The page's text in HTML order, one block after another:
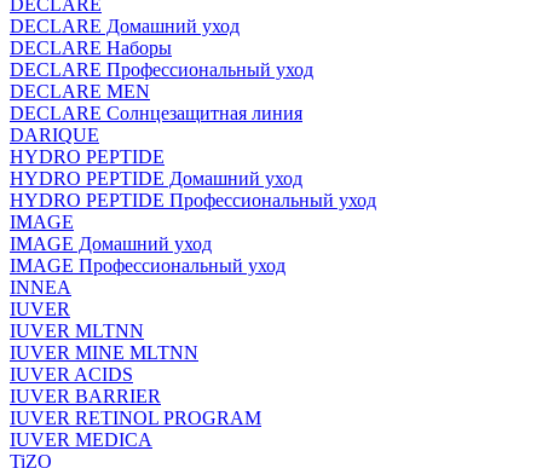
DECLARE
DECLARE Домашний уход
DECLARE Наборы
DECLARE Профессиональный уход
DECLARE MEN
DECLARE Солнцезащитная линия
DARIQUE
HYDRO PEPTIDE
HYDRO PEPTIDE Домашний уход
HYDRO PEPTIDE Профессиональный уход
IMAGE
IMAGE Домашний уход
IMAGE Профессиональный уход
INNEA
IUVER
IUVER MLTNN
IUVER MINE MLTNN
IUVER ACIDS
IUVER BARRIER
IUVER RETINOL PROGRAM
IUVER MEDICA
TiZO